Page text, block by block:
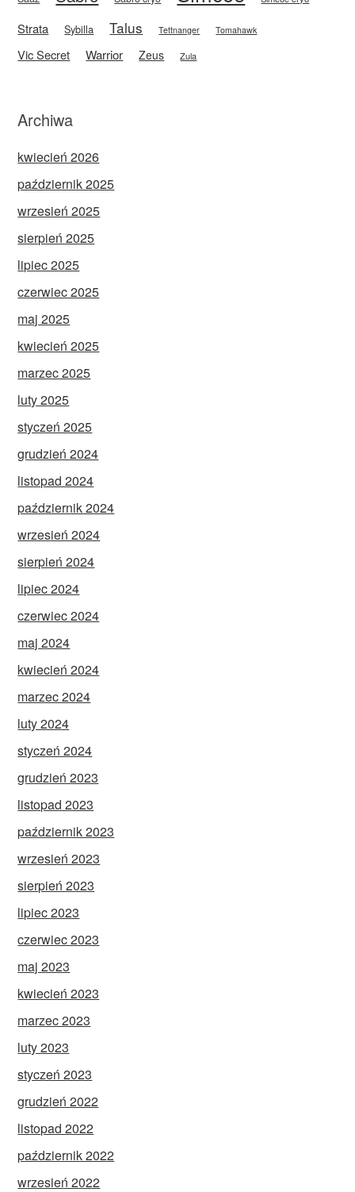
Strata Sybilla Talus Tettnanger Tomahawk
Vic Secret Warrior Zeus Zula
Archiwa
kwiecień 2026
październik 2025
wrzesień 2025
sierpień 2025
lipiec 2025
czerwiec 2025
maj 2025
kwiecień 2025
marzec 2025
luty 2025
styczeń 2025
grudzień 2024
listopad 2024
październik 2024
wrzesień 2024
sierpień 2024
lipiec 2024
czerwiec 2024
maj 2024
kwiecień 2024
marzec 2024
luty 2024
styczeń 2024
grudzień 2023
listopad 2023
październik 2023
wrzesień 2023
sierpień 2023
lipiec 2023
czerwiec 2023
maj 2023
kwiecień 2023
marzec 2023
luty 2023
styczeń 2023
grudzień 2022
listopad 2022
październik 2022
wrzesień 2022